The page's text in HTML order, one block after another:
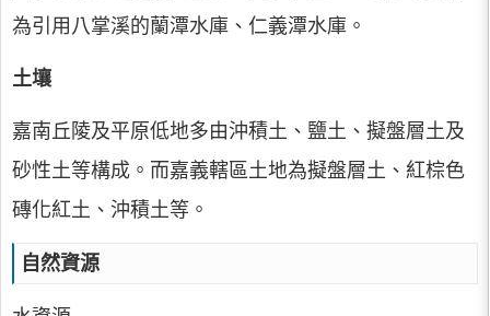
為引用八掌溪的蘭潭水庫、仁義潭水庫。
土壤
嘉南丘陵及平原低地多由沖積土、鹽土、擬盤層土及
砂性土等構成。而嘉義轄區土地為擬盤層土、紅棕色
磚化紅土、沖積土等。
自然資源